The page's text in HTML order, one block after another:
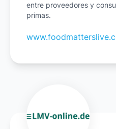
entre proveedores y
primas.